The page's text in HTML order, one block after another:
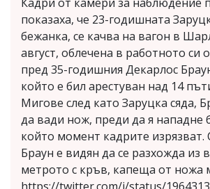
показаха, че 23-годишната
бежанка, се качва на вагон в
август, облечена в работното си
пред 35-годишния Декарлос
който е бил арестуван над 14
Мигове след като Заруцка сяда,
да вади нож, преди да я нападне
който момент кадрите изрязват.
Браун е видян да се разхожда из
метрото с кръв, капеща от ножа